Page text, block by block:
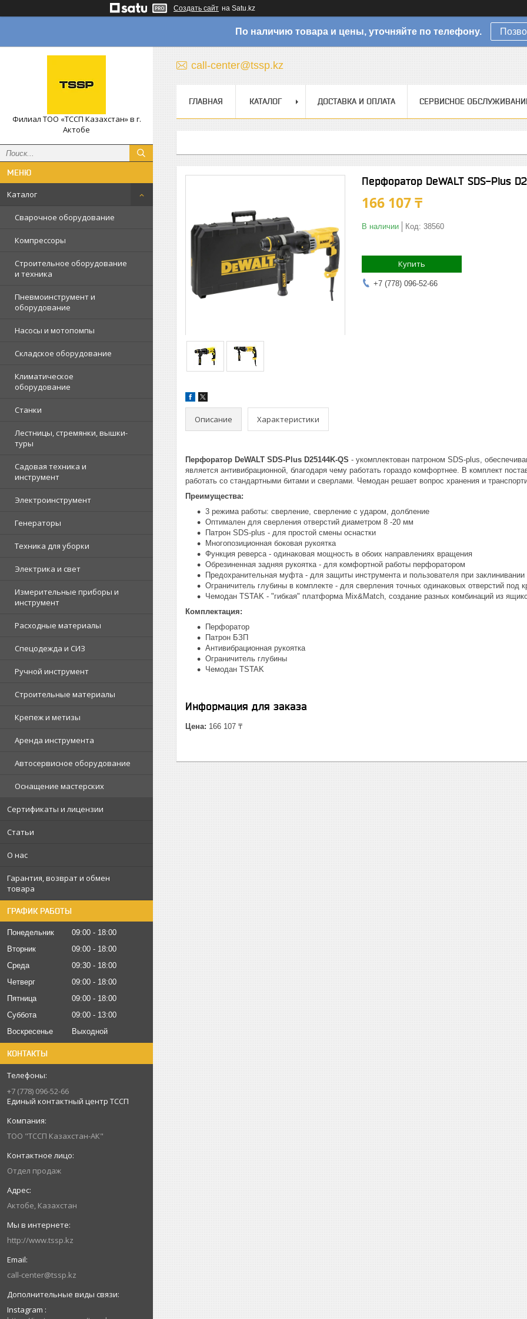
Создать сайт на Satu.kz
По наличию товара и цены, уточняйте по телефону.
Филиал ТОО «ТССП Казахстан» в г.
Актобе
Каталог
Сварочное оборудование
Компрессоры
Строительное оборудование
и техника
Пневмоинструмент и
оборудование
Насосы и мотопомпы
Складское оборудование
Климатическое
оборудование
Станки
Лестницы, стремянки, вышки-
туры
Садовая техника и
инструмент
Электроинструмент
Генераторы
Техника для уборки
Электрика и свет
Измерительные приборы и
инструмент
Расходные материалы
Спецодежда и СИЗ
Ручной инструмент
Строительные материалы
Крепеж и метизы
Аренда инструмента
Автосервисное оборудование
Оснащение мастерских
Сертификаты и лицензии
Статьи
О нас
Гарантия, возврат и обмен
товара
ГРАФИК РАБОТЫ
Понедельник 09:00
18:00
Вторник
09:00
18:00
Среда
09:30
18:00
Четверг
09:00
18:00
Пятница
09:00
18:00
Суббота
09:00
13:00
Воскресенье
Выходной
КОНТАКТЫ
+7 (778) 096-52-66
Единый контактный центр ТССП
ТОО "ТССП Казахстан-АК"
Отдел продаж
Актобе, Казахстан
http://www.tssp.kz
call-center@tssp.kz
Instagram
call-center@tssp.kz
ГЛАВНАЯ КАТАЛОГ ДОСТАВКА И ОПЛАТА СЕРВИСНОЕ
Перфоратор DeWALT SDS-Plus
166 107 ₸
В наличии Код: 38560
Купить
+7 (778) 096-52-66
Описание Характеристики
Перфоратор DeWALT SDS-Plus D25144K-QS - укомплектован патроном SDS-plus,
является антивибрационной, благодаря чему работать гораздо комфортнее. В комплект
работать со стандартными битами и сверлами. Чемодан решает вопрос хранения и
Преимущества:
3 режима работы: сверление, сверление с ударом, долбление
Оптимален для сверления отверстий диаметром 8 -20 мм
Патрон SDS-plus - для простой смены оснастки
Многопозиционная боковая рукоятка
Функция реверса - одинаковая мощность в обоих направлениях вращения
Обрезиненная задняя рукоятка - для комфортной работы перфоратором
Предохранительная муфта - для защиты инструмента и пользователя при заклинивании
Ограничитель глубины в комплекте - для сверления точных одинаковых отверстий под
Чемодан TSTAK - "гибкая" платформа Mix&Match, создание разных комбинаций из
Комплектация:
Перфоратор
Патрон БЗП
Антивибрационная рукоятка
Ограничитель глубины
Чемодан TSTAK
Информация для заказа
Цена: 166 107 ₸